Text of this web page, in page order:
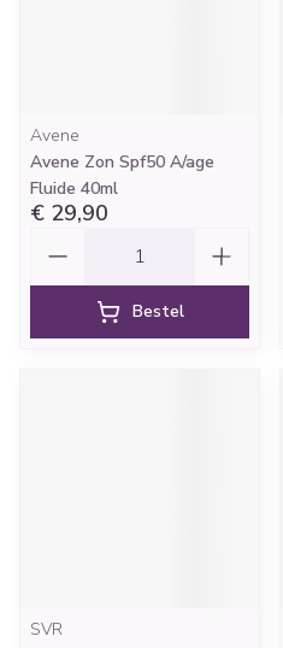
Avene
Avene Zon Spf50 A/age
Fluide 40ml
€ 29,90
Bestel
SVR